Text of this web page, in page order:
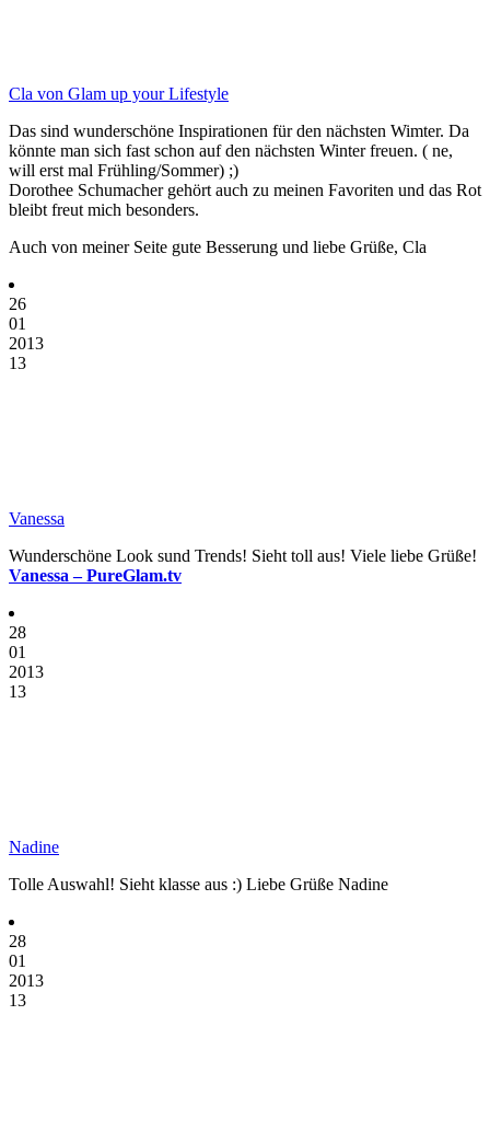
Cla von Glam up your Lifestyle
Das sind wunderschöne Inspirationen für den nächsten Wimter. Da
könnte man sich fast schon auf den nächsten Winter freuen. ( ne,
will erst mal Frühling/Sommer) ;)
Dorothee Schumacher gehört auch zu meinen Favoriten und das Rot
bleibt freut mich besonders.
Auch von meiner Seite gute Besserung und liebe Grüße, Cla
26
01
2013
13
Vanessa
Wunderschöne Look sund Trends! Sieht toll aus! Viele liebe Grüße!
Vanessa – PureGlam.tv
28
01
2013
13
Nadine
Tolle Auswahl! Sieht klasse aus :) Liebe Grüße Nadine
28
01
2013
13